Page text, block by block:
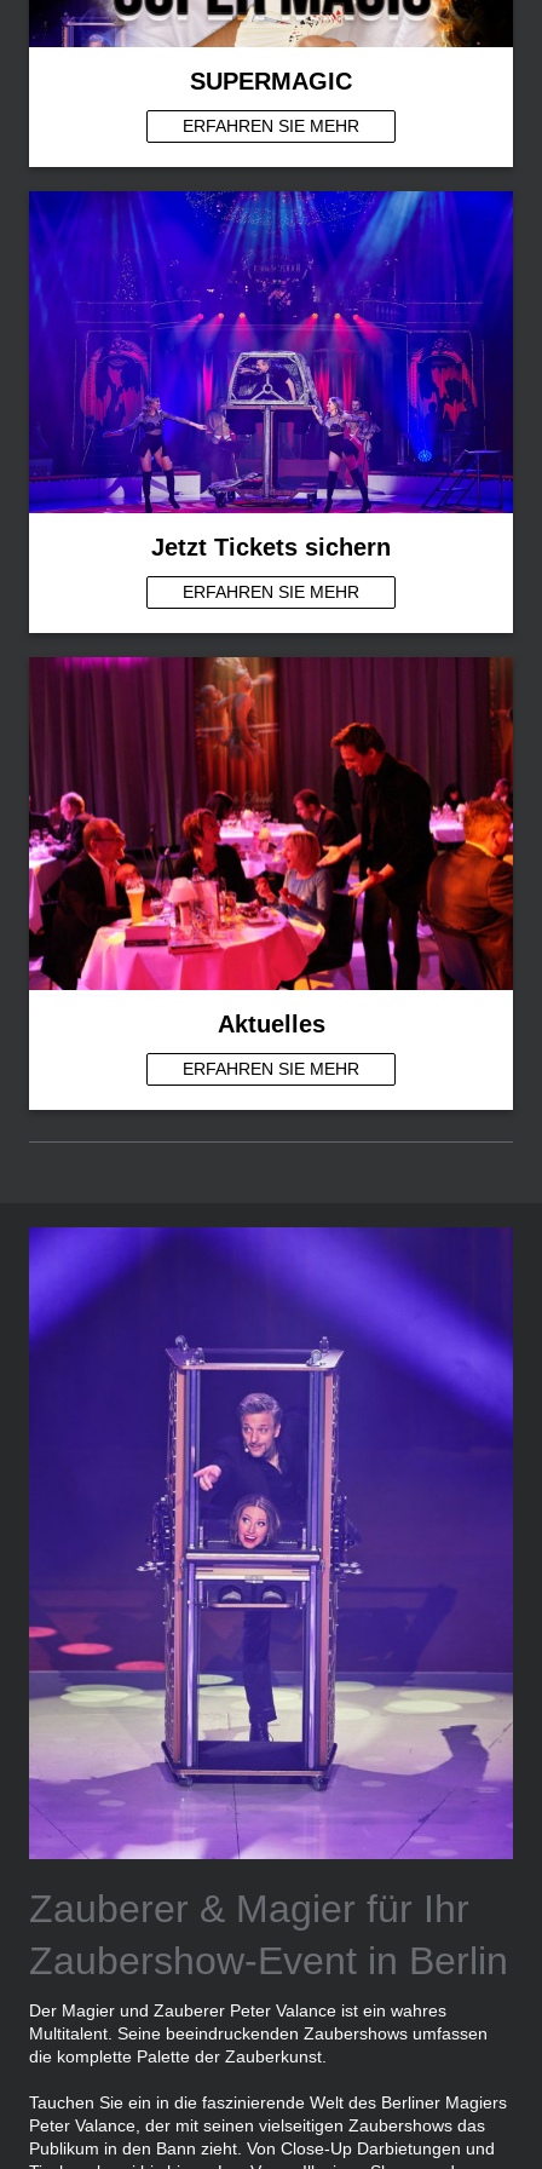
SUPERMAGIC
ERFAHREN SIE MEHR
Jetzt Tickets sichern
ERFAHREN SIE MEHR
Aktuelles
ERFAHREN SIE MEHR
Zauberer & Magier für Ihr
Zaubershow-Event in Berlin
Der Magier und Zauberer Peter Valance ist ein wahres
Multitalent. Seine beeindruckenden Zaubershows umfassen
die komplette Palette der Zauberkunst.
Tauchen Sie ein in die faszinierende Welt des Berliner Magiers
Peter Valance, der mit seinen vielseitigen Zaubershows das
Publikum in den Bann zieht. Von Close-Up Darbietungen und